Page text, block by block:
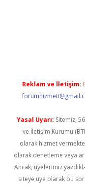
Reklam ve İletişim:
Yasal Uyarı: Sitemiz,
ve İletişim Kurumu
olarak hizmet
olarak denetleme veya
Ancak, üyelerimiz
siteye üye olarak bu